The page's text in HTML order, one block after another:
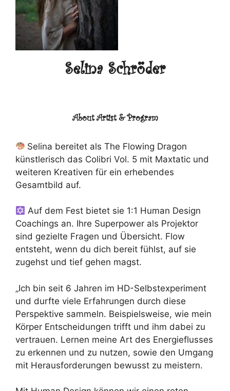
Selina Schröder
About Artist & Program
Selina bereitet als The Flowing Dragon
künstlerisch das Colibri Vol. 5 mit Maxtatic und
weiteren Kreativen für ein erhebendes
Gesamtbild auf.
Auf dem Fest bietet sie 1:1 Human Design
Coachings an. Ihre Superpower als Projektor
sind gezielte Fragen und Übersicht. Flow
entsteht, wenn du dich bereit fühlst, auf sie
zugehst und tief gehen magst.
„Ich bin seit 6 Jahren im HD-Selbstexperiment
und durfte viele Erfahrungen durch diese
Perspektive sammeln. Beispielsweise, wie mein
Körper Entscheidungen trifft und ihm dabei zu
vertrauen. Lernen meine Art des Energieflusses
zu erkennen und zu nutzen, sowie den Umgang
mit Herausforderungen bewusst zu meistern.